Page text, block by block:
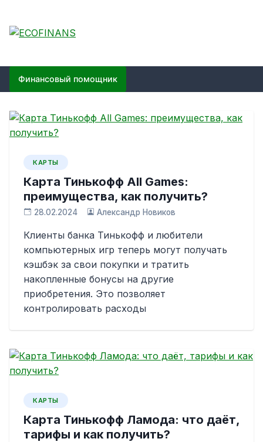
content
ECOFINANS
Финансовый помощник
КАРТЫ
Карта Тинькофф All Games:
преимущества, как получить?
28.02.2024 Александр Новиков
Клиенты банка Тинькофф и любители
компьютерных игр теперь могут получать
кэшбэк за свои покупки и тратить
накопленные бонусы на другие
приобретения. Это позволяет
контролировать расходы
КАРТЫ
Карта Тинькофф Ламода: что даёт,
тарифы и как получить?